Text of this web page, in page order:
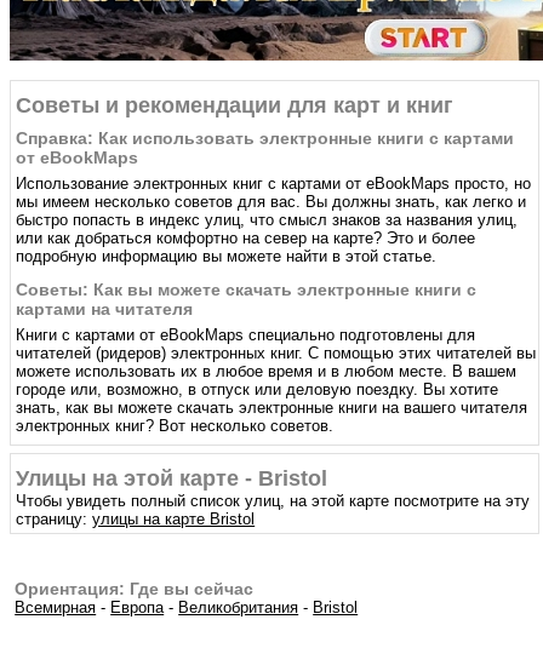
Советы и рекомендации для карт и книг
Справка: Как использовать электронные книги с картами
от eBookMaps
Использование электронных книг с картами от eBookMaps простo, но
мы имеем несколько советов для вас. Вы должны знать, как легко и
быстро попасть в индекс улиц, что смысл знаков за названия улиц,
или как добраться комфортно на север на карте? Это и более
подробную информацию вы можете найти в этой статье.
Советы: Как вы можете скачать электронные книги с
картами на читателя
Книги с картами от eBookMaps специально подготовлены для
читателей (ридеров) электронных книг. С помощью этих читателей вы
можете использовать их в любое время и в любом месте. В вашем
городе или, возможно, в отпуск или деловую поездку. Вы хотите
знать, как вы можете скачать электронные книги на вашего читателя
электронных книг? Вот несколько советов.
Улицы на этой карте - Bristol
Чтобы увидеть полный список улиц, на этой карте посмотрите на эту
страницу:улицы на карте Bristol
Ориентация: Где вы сейчас
Всемирная - Европа- Великобритания - Bristol